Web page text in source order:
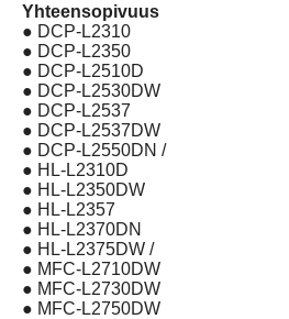
Yhteensopivuus
● DCP-L2310
● DCP-L2350
● DCP-L2510D
● DCP-L2530DW
● DCP-L2537
● DCP-L2537DW
● DCP-L2550DN /
● HL-L2310D
● HL-L2350DW
● HL-L2357
● HL-L2370DN
● HL-L2375DW /
● MFC-L2710DW
● MFC-L2730DW
● MFC-L2750DW